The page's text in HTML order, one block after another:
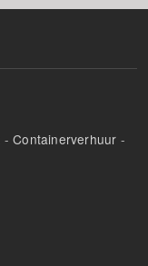
-Containerverhuur -